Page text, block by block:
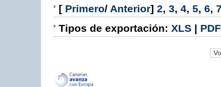
[ Primero/ Anterior] 2, 3, 4, 5, 6,
Tipos de exportación: XLS | PDF